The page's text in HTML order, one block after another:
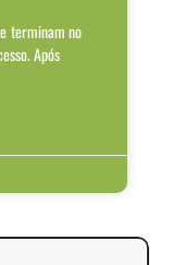
terminam no
Após